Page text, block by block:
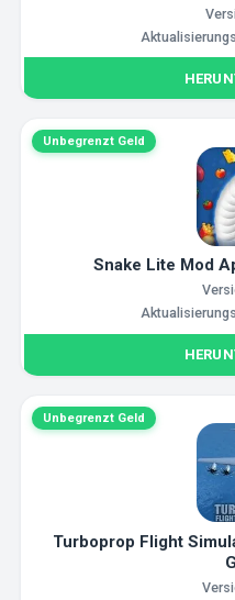
Unbegrenzt Geld
Snake Lite Mod
Unbegrenzt Geld
Turboprop Flight